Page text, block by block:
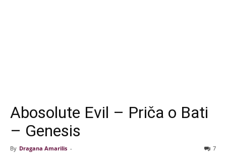
Abosolute Evil – Priča o Bati
– Genesis
By Dragana Amarilis - 7